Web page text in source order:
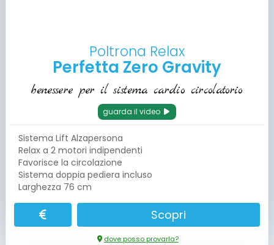
Poltrona Relax
Perfetta Zero Gravity
benessere per il sistema cardio circolatorio
guarda il video
Sistema Lift Alzapersona
Relax a 2 motori indipendenti
Favorisce la circolazione
Sistema doppia pediera incluso
Larghezza 76 cm
Scopri
dove posso provarla?